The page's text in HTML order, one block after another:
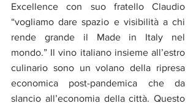
Excellence con suo fratello Claudio
“vogliamo dare spazio e visibilità a chi
rende grande il Made in Italy nel
mondo.” Il vino italiano insieme all’estro
culinario sono un volano della ripresa
economica post-pandemica che da
slancio all’economia della città. Questo